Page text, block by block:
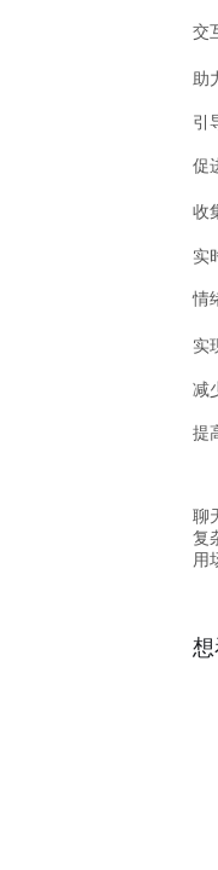
交
助
引
促
收
实
情
实
减
提
聊
复
用